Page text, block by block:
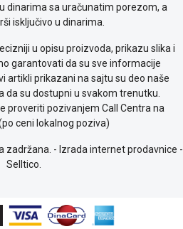
dinarima sa uračunatim porezom, a
isključivo u dinarima.
u opisu proizvoda, prikazu slika i
garantovati da su sve informacije
artikli prikazani na sajtu su deo naše
da su dostupni u svakom trenutku.
proveriti pozivanjem Call Centra na
ceni lokalnog poziva)
zadržana. - Izrada internet prodavnice -
Selltico.